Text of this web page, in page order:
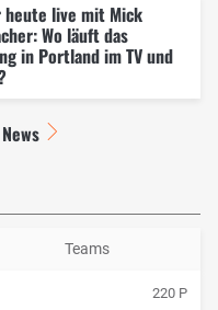
heute live mit Mick
Wo läuft das
in Portland im TV und
Teams
220 P